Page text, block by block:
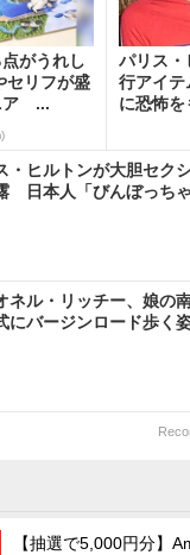
がうれし
セリフが盛
ア ...
パリス・
行アイテ
に恐怖
・ヒルトンが大胆セク
日本人「びんぼっち
ネル・リッチー、娘の
にバージンロード歩く
【抽選で5,000円分】